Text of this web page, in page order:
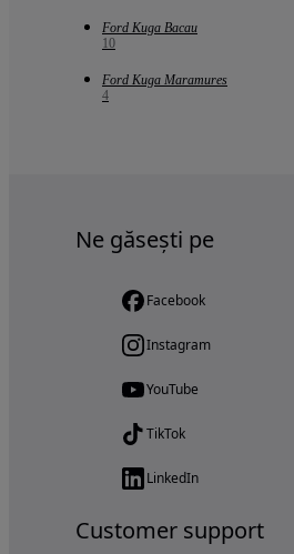
Ford Kuga Bacau
10
Ford Kuga Maramures
4
Ne găsești pe
Facebook
Instagram
YouTube
TikTok
LinkedIn
Customer support